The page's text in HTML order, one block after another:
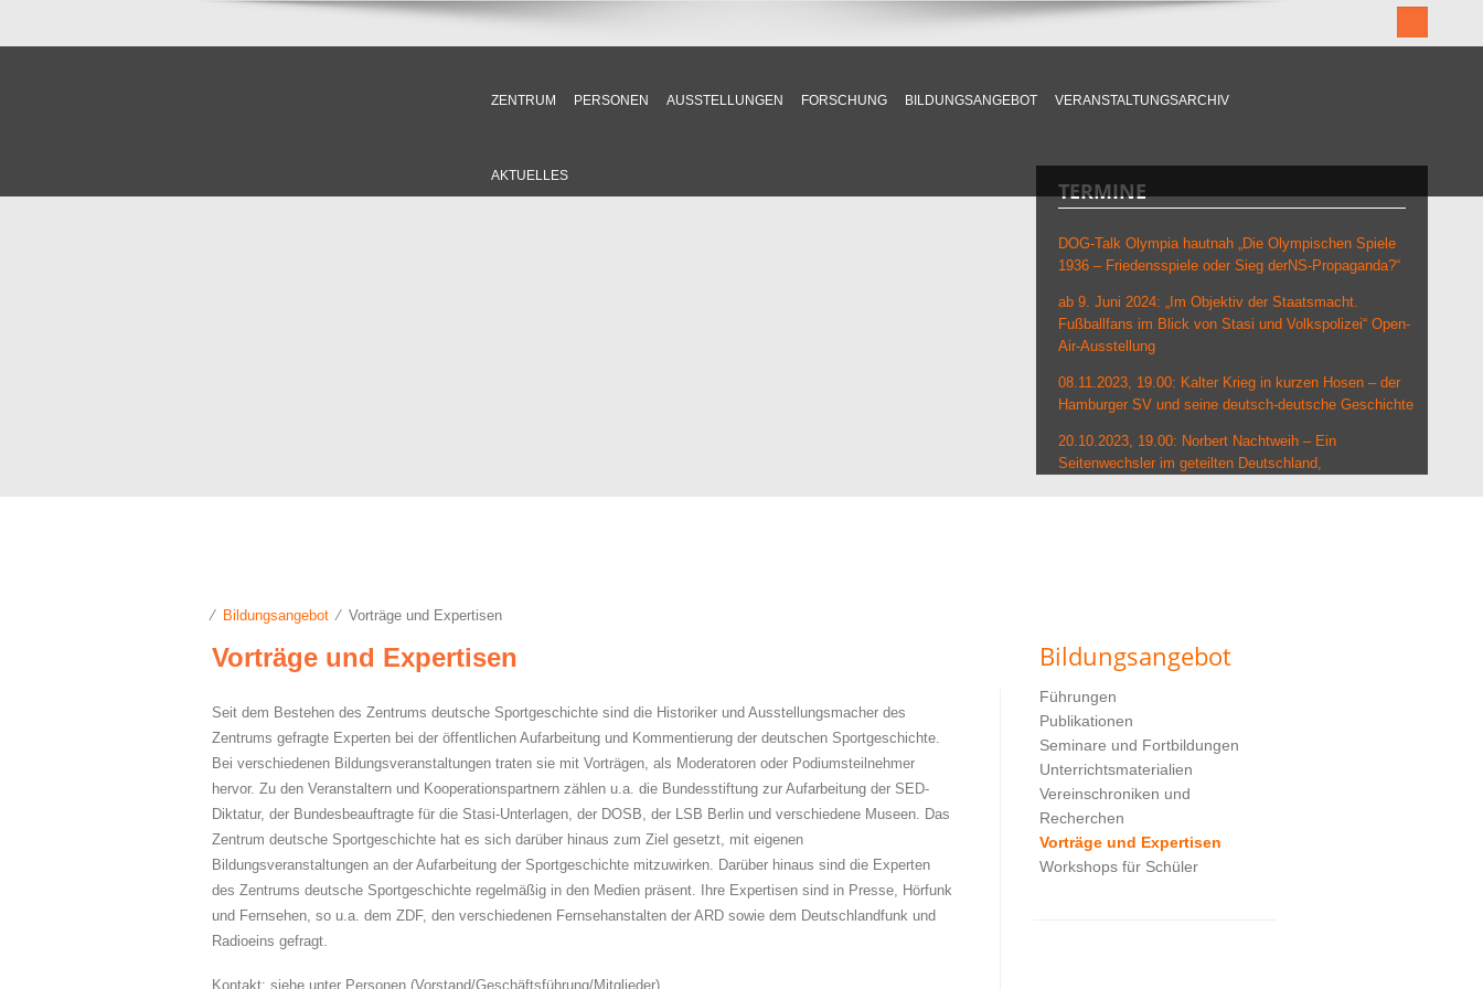
ZENTRUM PERSONEN AUSSTELLUNGEN FORSCHUNG BILDUNGSANGEBOT VERANSTALTUNGSARCHIV
AKTUELLES
⁄ Bildungsangebot ⁄ Vorträge und Expertisen
Vorträge und Expertisen
Seit dem Bestehen des Zentrums deutsche Sportgeschichte sind die Historiker und Ausstellungsmacher des
Zentrums gefragte Experten bei der öffentlichen Aufarbeitung und Kommentierung der deutschen Sportgeschichte.
Bei verschiedenen Bildungsveranstaltungen traten sie mit Vorträgen, als Moderatoren oder Podiumsteilnehmer
hervor. Zu den Veranstaltern und Kooperationspartnern zählen u.a. die Bundesstiftung zur Aufarbeitung der SED-
Diktatur, der Bundesbeauftragte für die Stasi-Unterlagen, der DOSB, der LSB Berlin und verschiedene Museen. Das
Zentrum deutsche Sportgeschichte hat es sich darüber hinaus zum Ziel gesetzt, mit eigenen
Bildungsveranstaltungen an der Aufarbeitung der Sportgeschichte mitzuwirken. Darüber hinaus sind die Experten
des Zentrums deutsche Sportgeschichte regelmäßig in den Medien präsent. Ihre Expertisen sind in Presse, Hörfunk
und Fernsehen, so u.a. dem ZDF, den verschiedenen Fernsehanstalten der ARD sowie dem Deutschlandfunk und
Radioeins gefragt.
Kontakt: siehe unter Personen (Vorstand/Geschäftsführung/Mitglieder)
Bildungsangebot
Führungen
Publikationen
Seminare und Fortbildungen
Unterrichtsmaterialien
Vereinschroniken und
Recherchen
Vorträge und Expertisen
Workshops für Schüler
TERMINE
DOG-Talk Olympia hautnah „Die Olympischen Spiele
1936 – Friedensspiele oder Sieg derNS-Propaganda?“
ab 9. Juni 2024: „Im Objektiv der Staatsmacht.
Fußballfans im Blick von Stasi und Volkspolizei“ Open-
Air-Ausstellung
08.11.2023, 19.00: Kalter Krieg in kurzen Hosen – der
Hamburger SV und seine deutsch-deutsche Geschichte
20.10.2023, 19.00: Norbert Nachtweih – Ein
Seitenwechsler im geteilten Deutschland,